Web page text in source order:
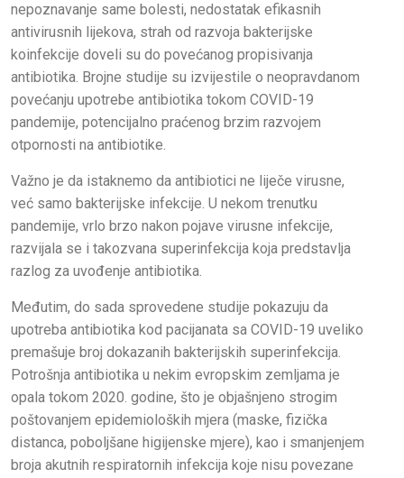
nepoznavanje same bolesti, nedostatak efikasnih
antivirusnih lijekova, strah od razvoja bakterijske
koinfekcije doveli su do povećanog propisivanja
antibiotika. Brojne studije su izvijestile o neopravdanom
povećanju upotrebe antibiotika tokom COVID-19
pandemije, potencijalno praćenog brzim razvojem
otpornosti na antibiotike.
Važno je da istaknemo da antibiotici ne liječe virusne,
već samo bakterijske infekcije. U nekom trenutku
pandemije, vrlo brzo nakon pojave virusne infekcije,
razvijala se i takozvana superinfekcija koja predstavlja
razlog za uvođenje antibiotika.
Međutim, do sada sprovedene studije pokazuju da
upotreba antibiotika kod pacijanata sa COVID-19 uveliko
premašuje broj dokazanih bakterijskih superinfekcija.
Potrošnja antibiotika u nekim evropskim zemljama je
opala tokom 2020. godine, što je objašnjeno strogim
poštovanjem epidemioloških mjera (maske, fizička
distanca, poboljšane higijenske mjere), kao i smanjenjem
broja akutnih respiratornih infekcija koje nisu povezane